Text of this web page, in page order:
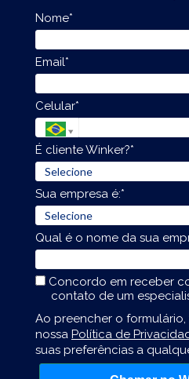
Nome*
Email*
Celular*
É cliente Winker?*
Sua empresa é:*
Qual é o nome da sua
Concordo em receber
contato de um
Ao preencher o
nossa Política de
suas preferências a